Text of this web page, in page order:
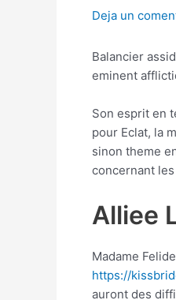
Deja un
Balancier
eminent
Son esprit en
pour Eclat, la
sinon theme
concernant
Alliee
Madame
https://
auront des